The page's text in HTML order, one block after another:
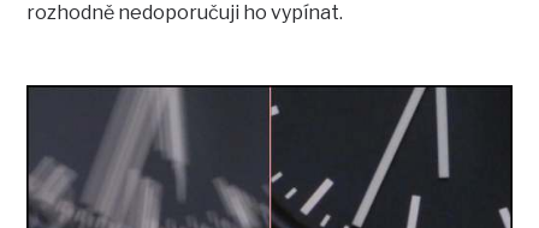
rozhodně nedoporučuji ho vypínat.